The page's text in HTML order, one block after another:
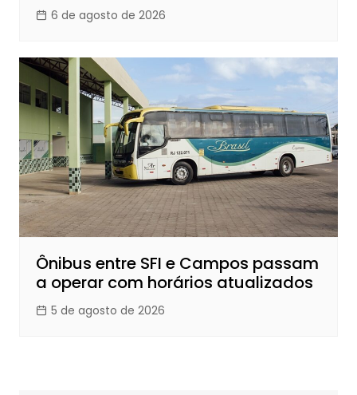
6 de agosto de 2026
Ônibus entre SFI e Campos passam
a operar com horários atualizados
5 de agosto de 2026